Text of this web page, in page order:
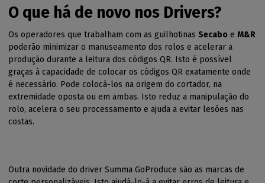
O que há de novo nos Drivers?
Os operadores que trabalham com as guilhotinas Secabo e M&R
poderão minimizar o manuseamento dos rolos e acelerar a
produção durante a leitura dos códigos QR. Isto é possível
graças à capacidade de colocar os códigos QR exatamente onde
é necessário. Pode colocá-los na origem do cortador, na
extremidade oposta ou em ambas. Isto reduz a manipulação do
rolo, acelera o seu processamento e ajuda a evitar lesões nas
costas.
Outra novidade do driver Summa GoProduce são as marcas de